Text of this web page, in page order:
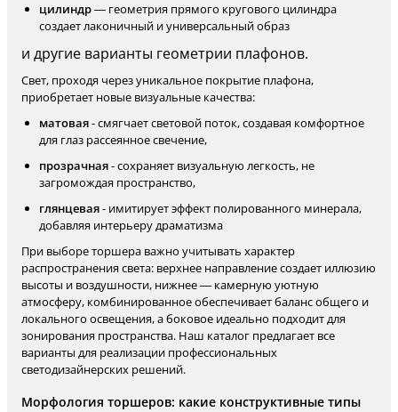
цилиндр— геометрия прямого кругового цилиндра
создает лаконичный и универсальный образ
и другие варианты геометрии плафонов.
Свет, проходя через уникальное покрытие плафона,
приобретает новые визуальные качества:
матовая- смягчает световой поток, создавая комфортное
для глаз рассеянное свечение,
прозрачная- сохраняет визуальную легкость, не
загромождая пространство,
глянцевая- имитирует эффект полированного минерала,
добавляя интерьеру драматизма
При выборе торшера важно учитывать характер
распространения света: верхнее направление создает иллюзию
высоты и воздушности, нижнее — камерную уютную
атмосферу, комбинированное обеспечивает баланс общего и
локального освещения, а боковое идеально подходит для
зонирования пространства. Наш каталог предлагает все
варианты для реализации профессиональных
светодизайнерских решений.
Морфология торшеров: какие конструктивные типы